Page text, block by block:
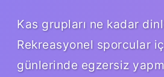
Kas grupları ne kadar
Rekreasyonel sporcular
günlerinde egzersiz